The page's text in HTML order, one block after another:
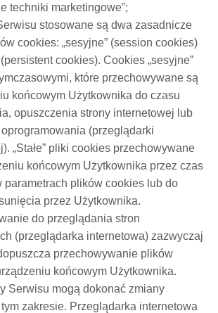
techniki marketingowe”;
stosowane są dwa zasadnicze
cookies: „sesyjne” (session cookies)
(persistent cookies). Cookies „sesyjne”
które przechowywane są
końcowym Użytkownika do czasu
opuszczenia strony internetowej lub
oprogramowania (przeglądarki
„Stałe” pliki cookies przechowywane
końcowym Użytkownika przez czas
parametrach plików cookies lub do
przez Użytkownika.
do przeglądania stron
(przeglądarka internetowa) zazwyczaj
przechowywanie plików
końcowym Użytkownika.
Serwisu mogą dokonać zmiany
zakresie. Przeglądarka internetowa